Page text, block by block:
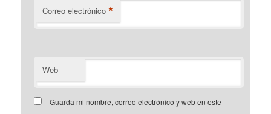
Correo electrónico *
Web
Guarda mi nombre, correo electrónico y web en este